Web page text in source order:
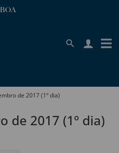
de 2017 (1º dia)
de 2017 (1º dia)